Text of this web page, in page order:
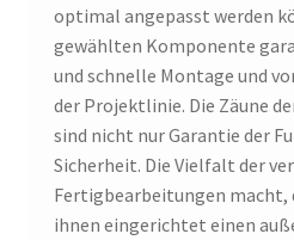
optimal angepasst werden
gewählten Komponente
und schnelle Montage und
der Projektlinie. Die Zäune
sind nicht nur Garantie der
Sicherheit. Die Vielfalt der
Fertigbearbeitungen macht,
ihnen eingerichtet einen